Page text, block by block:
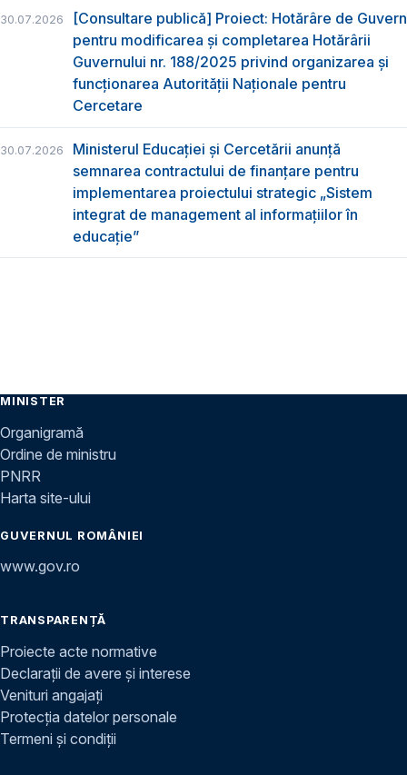
30.07.2026
[Consultare publică] Proiect: Hotărâre de Guvern
pentru modificarea și completarea Hotărârii
Guvernului nr. 188/2025 privind organizarea şi
funcţionarea Autorităţii Naţionale pentru
Cercetare
30.07.2026
Ministerul Educației și Cercetării anunță
semnarea contractului de finanțare pentru
implementarea proiectului strategic „Sistem
integrat de management al informațiilor în
educație”
MINISTER
Organigramă
Ordine de ministru
PNRR
Harta site-ului
GUVERNUL ROMÂNIEI
www.gov.ro
TRANSPARENȚĂ
Proiecte acte normative
Declarații de avere și interese
Venituri angajați
Protecția datelor personale
Termeni și condiții